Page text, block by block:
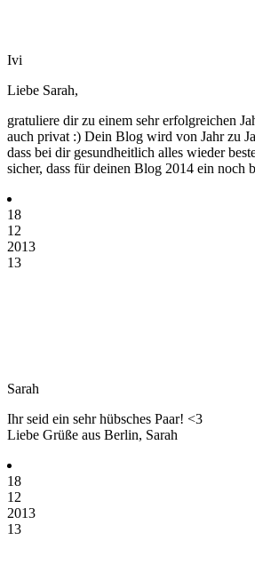
Ivi
Liebe Sarah,
gratuliere dir zu einem sehr erfolgreichen
auch privat :) Dein Blog wird von Jahr zu
dass bei dir gesundheitlich alles wieder
sicher, dass für deinen Blog 2014 ein noch
18
12
2013
13
Sarah
Ihr seid ein sehr hübsches Paar! <3
Liebe Grüße aus Berlin, Sarah
18
12
2013
13